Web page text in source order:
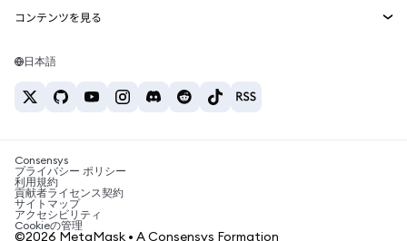
Web3サービス
サポート
キャリア
お問い合わせ
Tetherの価格
USDT→INR
BTC→INR
ETH→USDT
ETHの購入
USDTの購入
SHIBの購入
BNBの購入
コンテンツを見る
Solanaウォレット
税制関連ニュース
暗号資産の購入方法は？
ビットコインを売るには？
日本語
Consensys
プライバシー ポリシー
利用規約
貢献者ライセンス契約
サイトマップ
アクセシビリティ
Cookieの管理
©2026 MetaMask • A Consensys Formation